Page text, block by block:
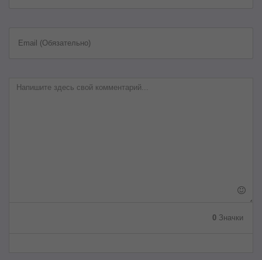
Email (Обязательно)
0 Значки